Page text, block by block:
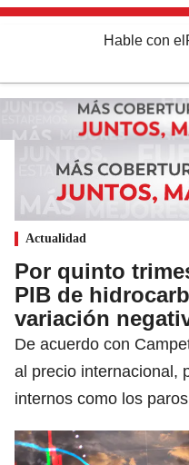
Hable con el
Actualidad
Por quinto
PIB de
variación
De acuerdo con
al precio internacional,
internos como los